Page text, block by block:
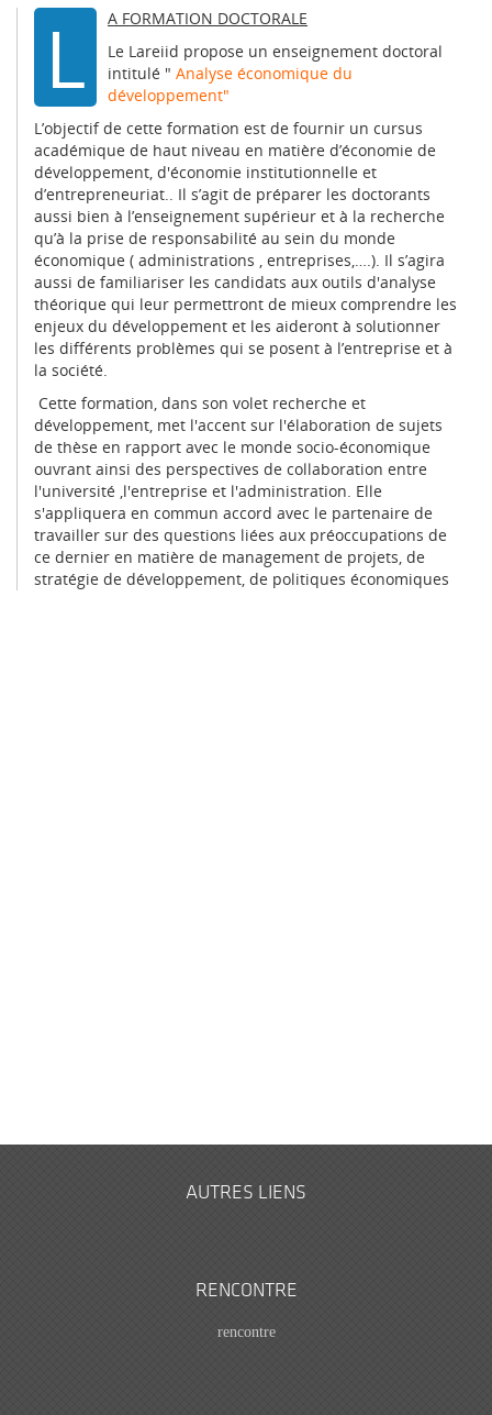
L
A FORMATION DOCTORALE
Le Lareiid propose un enseignement doctoral
intitulé " Analyse économique du
développement"
L’objectif de cette formation est de fournir un cursus
académique de haut niveau en matière d’économie de
développement, d'économie institutionnelle et
d’entrepreneuriat.. Il s’agit de préparer les doctorants
aussi bien à l’enseignement supérieur et à la recherche
qu’à la prise de responsabilité au sein du monde
économique ( administrations , entreprises,….). Il s’agira
aussi de familiariser les candidats aux outils d'analyse
théorique qui leur permettront de mieux comprendre les
enjeux du développement et les aideront à solutionner
les différents problèmes qui se posent à l’entreprise et à
la société.
Cette formation, dans son volet recherche et
développement, met l'accent sur l'élaboration de sujets
de thèse en rapport avec le monde socio-économique
ouvrant ainsi des perspectives de collaboration entre
l'université ,l'entreprise et l'administration. Elle
s'appliquera en commun accord avec le partenaire de
travailler sur des questions liées aux préoccupations de
ce dernier en matière de management de projets, de
stratégie de développement, de politiques économiques
AUTRES LIENS
RENCONTRE
rencontre